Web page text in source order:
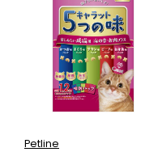
Petline